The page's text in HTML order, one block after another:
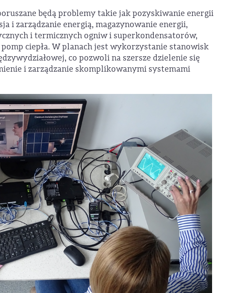
będą problemy takie jak pozyskiwanie energii
i zarządzanie energią, magazynowanie energii,
i termicznych ogniw i superkondensatorów,
ciepła. W planach jest wykorzystanie stanowisk
co pozwoli na szersze dzielenie się
i zarządzanie skomplikowanymi systemami